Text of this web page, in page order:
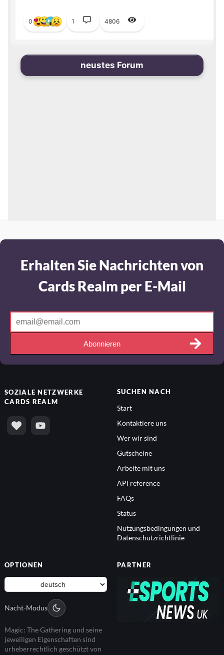
0 1 4806
neustes Forum
Erhalten Sie Nachrichten von
Cards Realm per E-Mail
Abonnieren
SOZIALE NETZWERKE
CARDS REALM
SUCHEN NACH
Start
Kontaktiere uns
Wer wir sind
Gutscheine
Arbeite mit uns
API reference
FAQs
Status
Nutzungsbedingungen und
Datenschutzrichtlinie
OPTIONEN
Nacht-Modus
Magic: The Gathering und seine
jeweiligen Eigenschaften sind
urheberrechtlich geschützt von
PARTNER